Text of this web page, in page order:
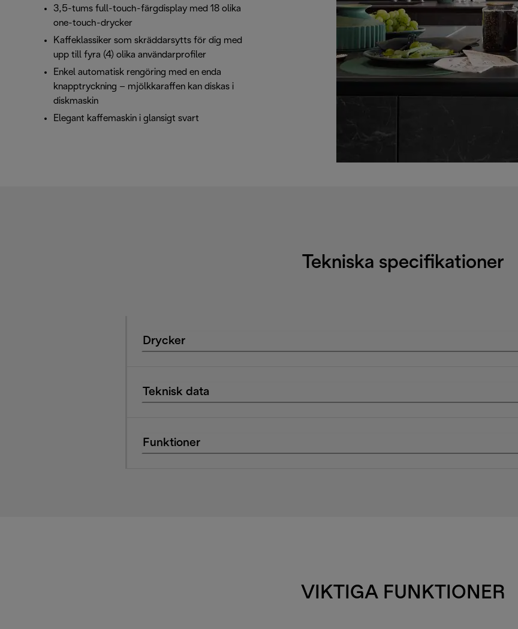
3,5-tums full-touch-färgdisplay med 18 olika
one-touch-drycker
Kaffeklassiker som skräddarsytts för dig med
upp till fyra (4) olika användarprofiler
Enkel automatisk rengöring med en enda
knapptryckning – mjölkkaraffen kan diskas i
diskmaskin
Elegant kaffemaskin i glansigt svart
Tekniska specifikationer
Drycker
Teknisk data
Funktioner
VIKTIGA FUNKTIONER